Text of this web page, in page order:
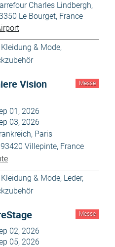
Charles Lindbergh,
Le Bourget, France
Kleidung & Mode,
Messe
Vision
01, 2026
03, 2026
Paris
Villepinte, France
Kleidung & Mode, Leder,
Messe
02, 2026
05, 2026